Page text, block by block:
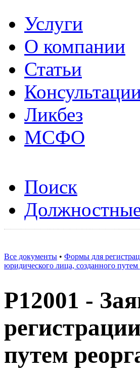
Услуги
О компании
Статьи
Ликбез
МСФО
Поиск
Все документы • Формы для
юридического лица, созданного
Р12001 -
путем